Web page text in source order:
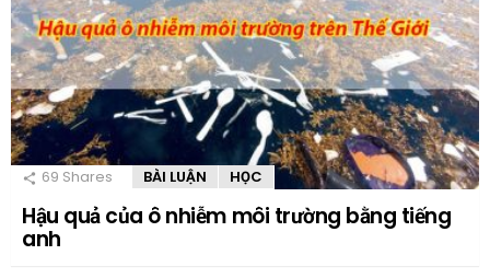
69 Shares BÀI LUẬN HỌC
Hậu quả của ô nhiễm môi trường bằng tiếng
anh